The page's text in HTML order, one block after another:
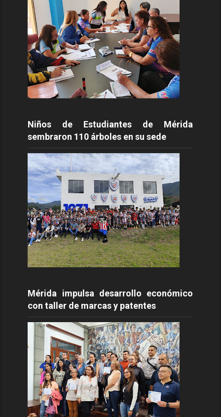
Niños de Estudiantes de Mérida
sembraron 110 árboles en su sede
Mérida impulsa desarrollo económico
con taller de marcas y patentes